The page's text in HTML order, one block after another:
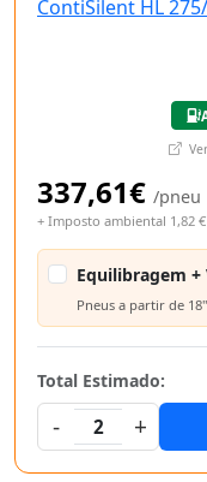
337,61€ /pneu
+ Imposto ambiental 1,82 €
Equilibragem +
Pneus a partir de 18"
Total Estimado:
-
2 +